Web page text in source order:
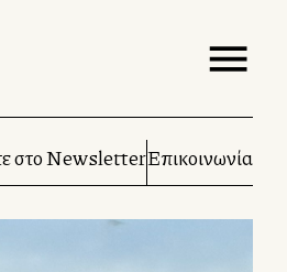
στο NewsletterΕπικοινωνία